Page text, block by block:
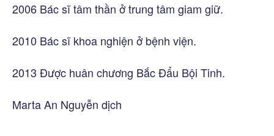
2006 Bác sĩ tâm thần ở trung tâm giam giữ.
2010 Bác sĩ khoa nghiện ở bệnh viện.
2013 Được huân chương Bắc Đẩu Bội Tinh.
Marta An Nguyễn dịch